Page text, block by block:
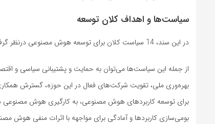
سیاست‌ها و اهداف کلان توسعه
در این سند، 14 سیاست کلان برای توسعه هوش مصنوعی درنظر گرفته شده که قرار است به یکپارچگی و رفع تناقض راهبردها در مسیر دستیابی به اهداف کمک کند.
از جمله این سیاست‌ها می‌توان به حمایت و پشتیبانی سیاسی و
بهره‌وری ملی، تقویت شرکت‌های فعال در این حوزه، گسترش
برای توسعه کاربردهای هوش مصنوعی، به کارگیری هوش مصنوعی
بومی‌سازی کاربردها و آمادگی برای مواجهه با اثرات منفی هوش